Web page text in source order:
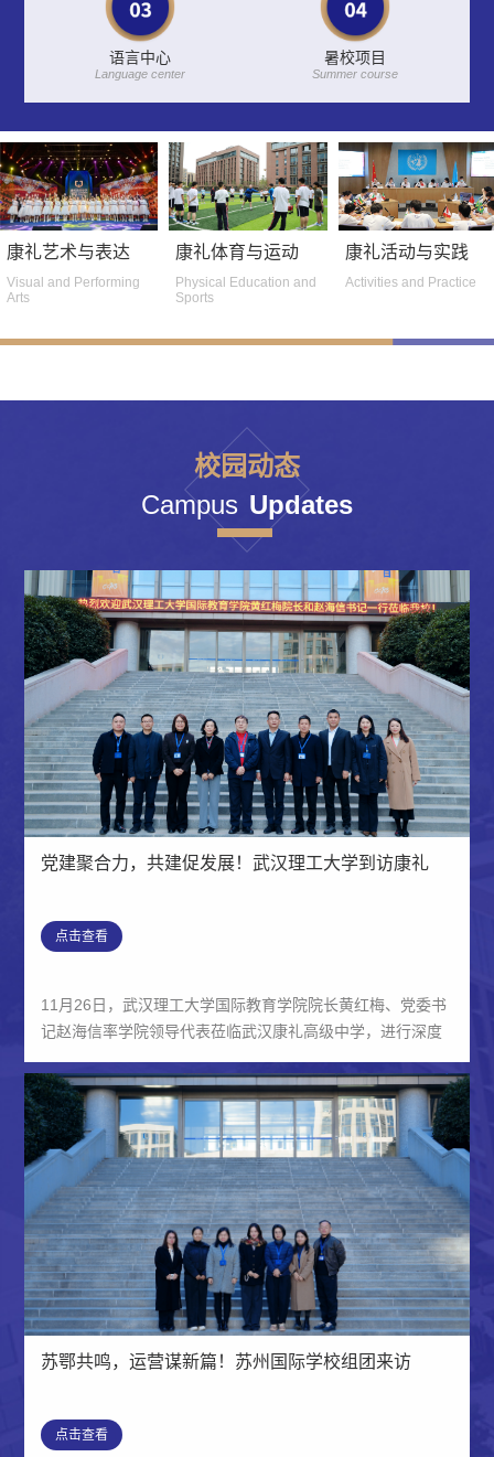
语言中心
Language center
暑校项目
Summer course
康礼艺术与表达
Visual and Performing
Arts
康礼体育与运动
Physical Education and
Sports
康礼活动与实践
Activities and Practice
校园动态
Campus Updates
党建聚合力，共建促发展！武汉理工大学到访康礼
点击查看
11月26日，武汉理工大学国际教育学院院长黄红梅、党委书
记赵海信率学院领导代表莅临武汉康礼高级中学，进行深度
苏鄂共鸣，运营谋新篇！苏州国际学校组团来访
点击查看